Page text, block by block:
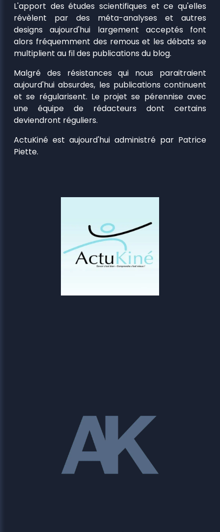
L'apport des études scientifiques et ce qu'elles
révèlent par des méta-analyses et autres
designs aujourd'hui largement acceptés font
alors fréquemment des remous et les débats se
multiplient au fil des publications du blog.
Malgré des résistances qui nous paraitraient
aujourd'hui absurdes, les publications continuent
et se régularisent. Le projet se pérennise avec
une équipe de rédacteurs dont certains
deviendront réguliers.
ActuKiné est aujourd'hui administré par Patrice
Piette.